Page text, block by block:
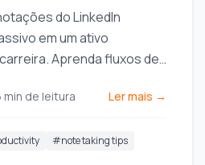
do LinkedIn
em um ativo
Aprenda fluxos de
min de leitura Ler mais →
#note taking tips